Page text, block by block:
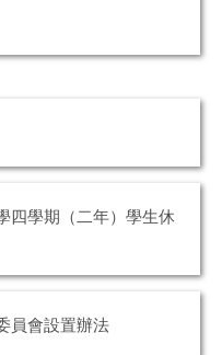
四學期（二年）學生休
員會設置辦法